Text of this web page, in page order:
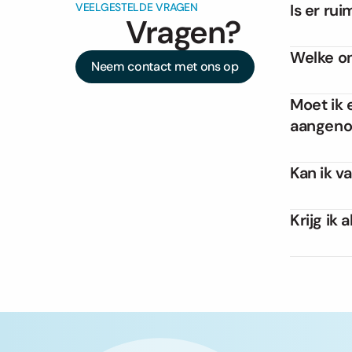
VEELGESTELDE VRAGEN
Vragen?
Neem contact met ons op
Is er
Lorem
Welke
Lorem
Moet ik
Lorem
Kan ik
Lorem
Krijg ik
Lorem